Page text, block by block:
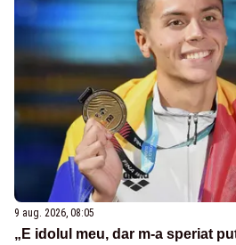
9 aug. 2026, 08:05
„E idolul meu, dar m-a speriat